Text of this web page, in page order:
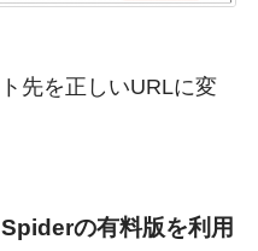
先を正しいURLに変
の有料版を利用